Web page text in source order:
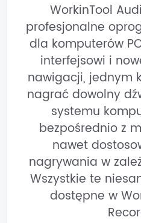
WorkinTool
profesjonalne
dla komputerów
interfejsowi i
nawigacji, jednym
nagrać dowolny
systemu
bezpośrednio z
nawet
nagrywania w
Wszystkie te
dostępne w